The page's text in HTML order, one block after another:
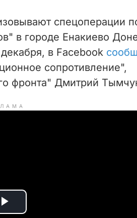
спецоперации
в городе Енакиево
в Facebook
сопротивление",
фронта" Дмитрий
P